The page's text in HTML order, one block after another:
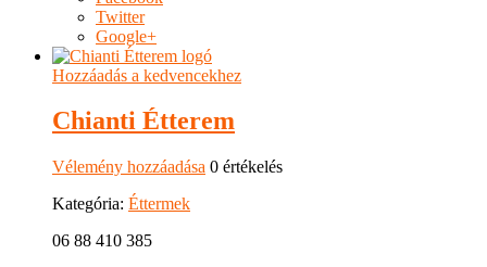
Twitter
Google+
Hozzáadás a kedvencekhez
Chianti Étterem
Vélemény hozzáadása 0 értékelés
Kategória: Éttermek
06 88 410 385